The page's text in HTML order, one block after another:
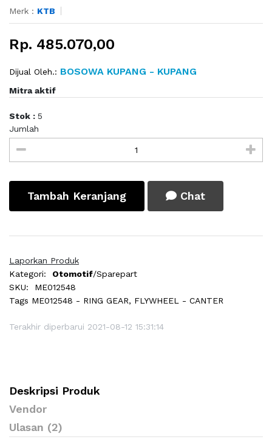
Merk : KTB
Rp. 485.070,00
Dijual Oleh.: BOSOWA KUPANG - KUPANG
Mitra aktif
Stok : 5
Jumlah
Tambah Keranjang Chat
Laporkan Produk
Kategori:
Otomotif/Sparepart
SKU:
ME012548
Tags ME012548 - RING GEAR, FLYWHEEL - CANTER
Terakhir diperbarui 2021-08-12 15:31:14
Deskripsi Produk
Vendor
Ulasan (2)